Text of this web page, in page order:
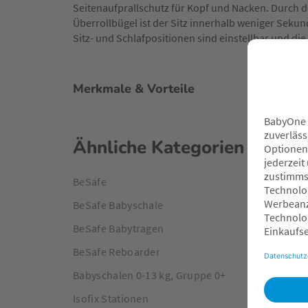
Seitenaufprallschutz für Kopf und Nacken. Durch
Überrollbügel ist der Sitz innerhalb weniger
Sitz- und Schlafpositionen sind einstellbar und
Merkmale & Vorteile
Ähnliche Kategorien
BeSafe
BeSafe Babyschale
BeSafe Babytragen
BeSafe Reboarder
Babyschalen 0-13 kg, Gruppe 0+
Isofix Stationen